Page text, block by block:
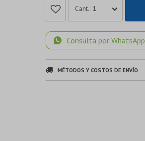
1
Consulta por WhatsApp
MÉTODOS Y COSTOS DE ENVÍO